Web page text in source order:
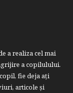
a realiza cel mai
a copilulului.
fie deja aţi
articole şi